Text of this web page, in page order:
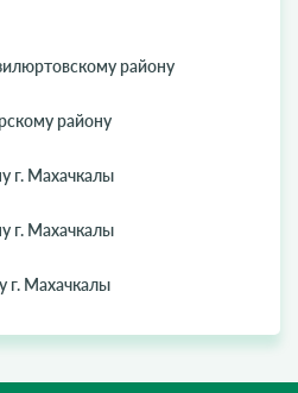
району
району
г. Махачкалы
г. Махачкалы
г. Махачкалы